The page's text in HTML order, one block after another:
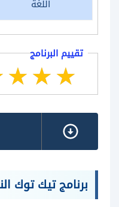
اللغة
تقييم البرنامج
برنامج تيك توك